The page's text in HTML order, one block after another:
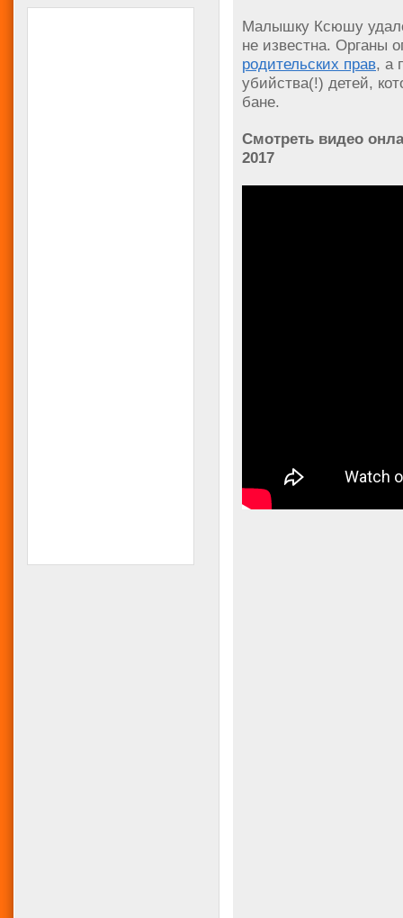
Малышку Ксюшу
не известна. Органы
родительских прав, а
убийства(!) детей,
бане.
Смотреть видео
2017